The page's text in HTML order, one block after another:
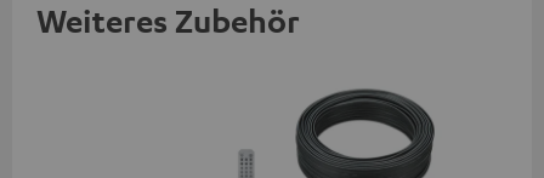
Weiteres Zubehör